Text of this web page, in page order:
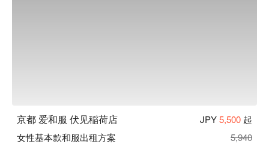
京都 爱和服 伏见稲荷店 JPY5,500 起
女性基本款和服出租方案
5,940